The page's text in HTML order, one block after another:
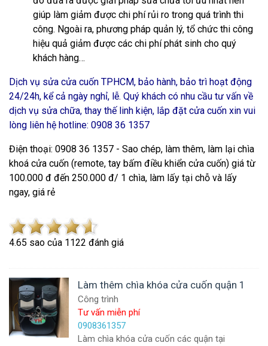
giúp làm giảm được chi phí rủi ro trong quá trình thi
công. Ngoài ra, phương pháp quản lý, tổ chức thi công
hiệu quả giảm được các chi phí phát sinh cho quý
khách hàng…
Dịch vụ sửa cửa cuốn TPHCM, bảo hành, bảo trì hoạt động
24/24h, kể cả ngày nghỉ, lễ. Quý khách có nhu cầu tư vấn về
dịch vụ sửa chữa, thay thế linh kiện, lắp đặt cửa cuốn xin vui
lòng liên hệ hotline: 0908 36 1357
Điện thoại: 0908 36 1357 - Sao chép, làm thêm, làm lại chìa
khoá cửa cuốn (remote, tay bấm điều khiển cửa cuốn) giá từ
100.000 đ đến 250.000 đ/ 1 chìa, làm lấy tại chỗ và lấy
ngay, giá rẻ
4.65 sao của 1122 đánh giá
Làm thêm chìa khóa cửa cuốn quận 1
Công trình
Tư vấn miễn phí
0908361357
Làm chìa khóa cửa cuốn các quận tại